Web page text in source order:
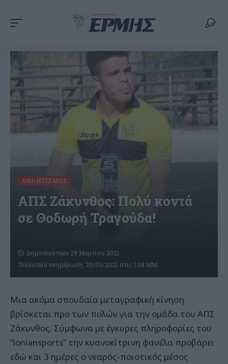
ΑΘΛΗΤΙΣΜΌΣ
ΑΠΣ Ζάκυνθος: Πολύ κοντά
σε Θοδωρή Τραγούδα!
Τελευταία ενημέρωση: 29/03/2021 στις 1:08 ΜΜ
Δημοσιεύτηκε 29 Μαρτίου 2021
Μια ακόμα σπουδαία μεταγραφική κίνηση
βρίσκεται προ των πυλών για την ομάδα του ΑΠΣ
Ζάκυνθος. Σύμφωνα με έγκυρες πληροφορίες του
“ioniansports” την κυανοκίτρινη φανέλα προβάρει
εδώ και 3 ημέρες ο νεαρός-ποιοτικός μέσος